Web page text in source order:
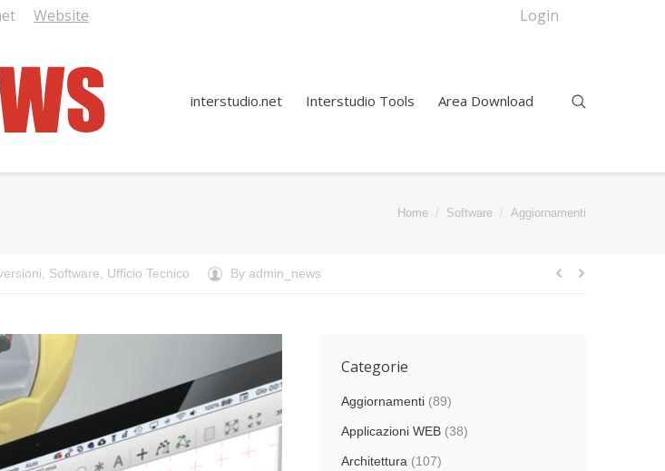
Website Login
interstudio.net Interstudio Tools Area Download
Home Software Aggiornamenti
Software Ufficio Tecnico By admin_news
Categorie
Aggiornamenti (89)
Applicazioni WEB (38)
Architettura (107)